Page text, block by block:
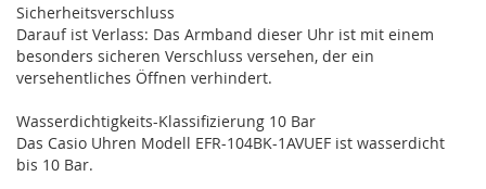
Sicherheitsverschluss
Darauf ist Verlass: Das Armband dieser Uhr ist mit einem
besonders sicheren Verschluss versehen, der ein
versehentliches Öffnen verhindert.
Wasserdichtigkeits-Klassifizierung 10 Bar
Das Casio Uhren Modell EFR-104BK-1AVUEF ist wasserdicht
bis 10 Bar.